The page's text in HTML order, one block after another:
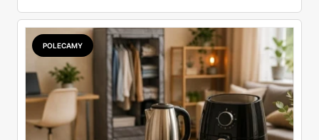
całą sobotnią gazetkę Lidla strona po stronie i wybrałam
to, co naprawdę się opłaca.
POLECAMY